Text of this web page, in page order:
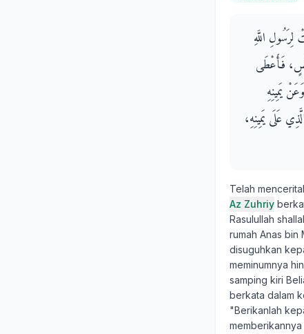
اللَّهِ
فَأَعْطَى
يَمِينِهِ
عَلَى يَمِينِهِ،
Telah
Az Zuhriy
Rasulullah
rumah Anas bin
disuguhkan
meminumnya
samping kiri
berkata dalam
"Berikanlah